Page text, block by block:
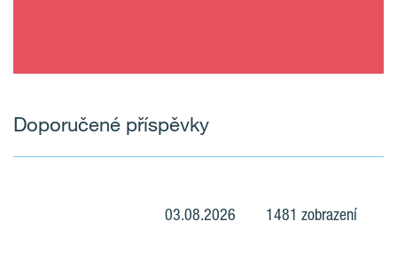
Doporučené příspěvky
03.08.2026 1481 zobrazení